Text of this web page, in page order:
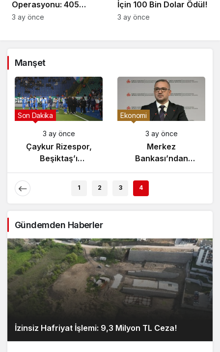
Operasyonu: 405
Gözaltı!
3 ay önce
İçin 100 Bin Dolar Ödül!
3 ay önce
Manşet
Son Dakika
3 ay önce
Çaykur Rizespor,
Beşiktaş’ı
Ekonomi
3 ay önce
Merkez
Bankası’ndan
Açıklaması
1 2 3 4
Gündemden Haberler
İzinsiz Hafriyat İşlemi: 9,3 Milyon TL Ceza!